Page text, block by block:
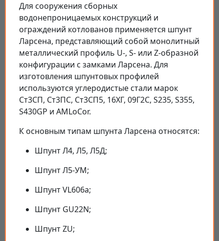
Для сооружения сборных
водонепроницаемых конструкций и
ограждений котлованов применяется шпунт
Ларсена, представляющий собой монолитный
металлический профиль U-, S- или Z-образной
конфигурации с замками Ларсена. Для
изготовления шпунтовых профилей
используются углеродистые стали марок
Ст3СП, Ст3ПС, Ст3СП5, 16ХГ, 09Г2С, S235, S355,
S430GP и AMLoCor.
К основным типам шпунта Ларсена относятся:
Шпунт Л4, Л5, Л5Д;
Шпунт Л5-УМ;
Шпунт VL606a;
Шпунт GU22N;
Шпунт ZU;